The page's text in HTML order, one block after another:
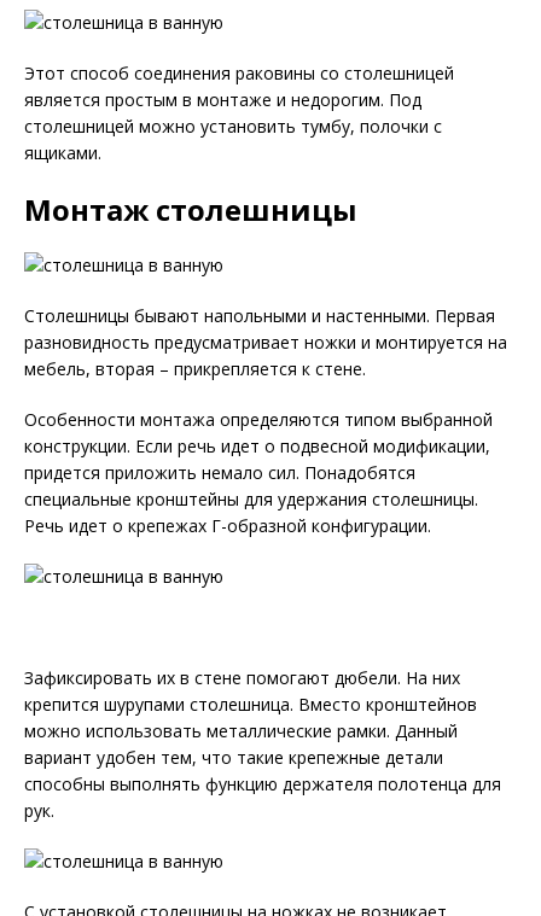
Этот способ соединения раковины со столешницей
является простым в монтаже и недорогим. Под
столешницей можно установить тумбу, полочки с
ящиками.
Монтаж столешницы
Столешницы бывают напольными и настенными. Первая
разновидность предусматривает ножки и монтируется на
мебель, вторая – прикрепляется к стене.
Особенности монтажа определяются типом выбранной
конструкции. Если речь идет о подвесной модификации,
придется приложить немало сил. Понадобятся
специальные кронштейны для удержания столешницы.
Речь идет о крепежах Г-образной конфигурации.
Зафиксировать их в стене помогают дюбели. На них
крепится шурупами столешница. Вместо кронштейнов
можно использовать металлические рамки. Данный
вариант удобен тем, что такие крепежные детали
способны выполнять функцию держателя полотенца для
рук.